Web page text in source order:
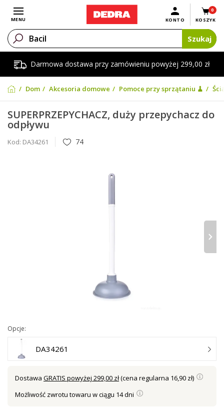
Darmowa dostawa przy zamówieniu powyżej 299,00 zł
Otwórz menu
MENU
0
KOSZYK
KONTO
Szukaj
Dom Akcesoria domowe Pomoce przy sprzątaniu 🧹
SUPERPRZEPYCHACZ, duży przepychacz do
odpływu
Kod: DA34261 74
›
Opcje:
DA34261
Dostawa GRATIS powyżej 299,00 zł(cena regularna 16,90 zł)
Możliwość zwrotu towaru w ciągu 14 dni